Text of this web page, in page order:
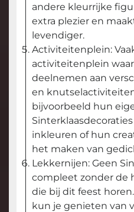
andere kleurrijke
extra plezier en
levendiger.
Activiteitenplein:
activiteitenplein
deelnemen aan
en
bijvoorbeeld hun
inkleuren of hun
het maken van
Lekkernijen: Geen
compleet zonder de
die bij dit feest
kun je genieten van